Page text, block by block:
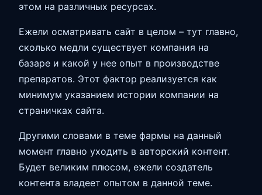
этом на различных ресурсах.
Ежели осматривать сайт в целом – тут главно,
сколько медли существует компания на
базаре и какой у нее опыт в производстве
препаратов. Этот фактор реализуется как
минимум указанием истории компании на
страничках сайта.
Другими словами в теме фармы на данный
момент главно уходить в авторский контент.
Будет великим плюсом, ежели создатель
контента владеет опытом в данной теме.